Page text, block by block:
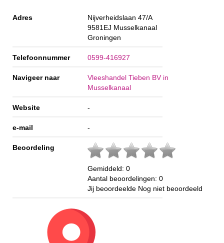
Adres
Nijverheidslaan 47/A
9581EJ Musselkanaal
Groningen
Telefoonnummer 0599-416927
Navigeer naar
Vleeshandel Tieben BV in
Musselkanaal
Website -
e-mail -
Beoordeling
Gemiddeld: 0
Aantal beoordelingen: 0
Jij beoordeelde Nog niet beoordeeld